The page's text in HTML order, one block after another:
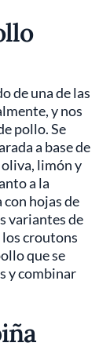
de una de las
y nos
pollo. Se
a base de
oliva, limón y
a la
hojas de
variantes de
los croutons
que se
y combinar